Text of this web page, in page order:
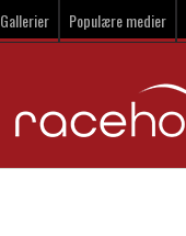
Gallerier Populære medier